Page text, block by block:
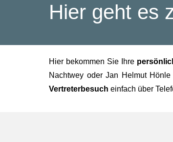
Hier geht es
Hier bekommen Sie Ihre
Nachtwey oder Jan Helmut
Vertreterbesuch einfach über